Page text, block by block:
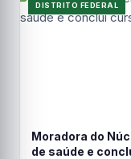
DISTRITO FEDERAL
Moradora do
de saúde e